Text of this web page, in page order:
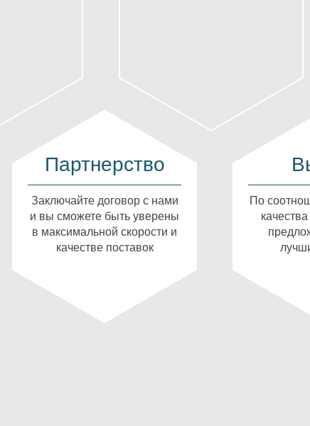
Партнерство
Заключайте договор с нами
и вы сможете быть уверены
в максимальной скорости и
качестве поставок
По